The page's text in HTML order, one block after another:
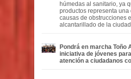
húmedas al sanitario, ya
productos representa
causas de obstrucciones
alcantarillado de la
Pondrá en marcha Toño
iniciativa de jóvenes
atención a ciudadanos